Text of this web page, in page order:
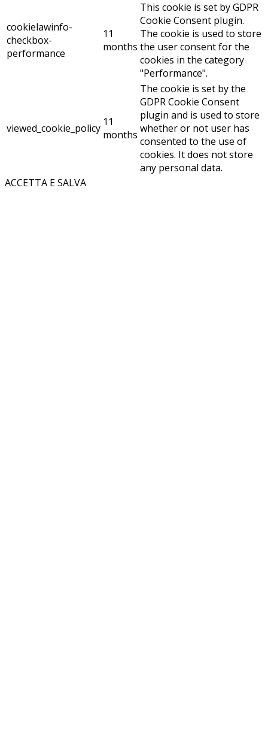
cookielawinfo-
checkbox-
performance
11
months
This cookie is set by GDPR
Cookie Consent plugin.
The cookie is used to store
the user consent for the
cookies in the category
"Performance".
viewed_cookie_policy 11
months
The cookie is set by the
GDPR Cookie Consent
plugin and is used to store
whether or not user has
consented to the use of
cookies. It does not store
any personal data.
ACCETTA E SALVA